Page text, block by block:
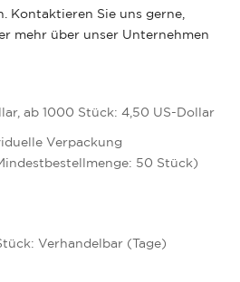
Kontaktieren Sie uns gerne,
mehr über unser Unternehmen
ab 1000 Stück: 4,50 US-Dollar
Verpackung
50 Stück)
Verhandelbar (Tage)